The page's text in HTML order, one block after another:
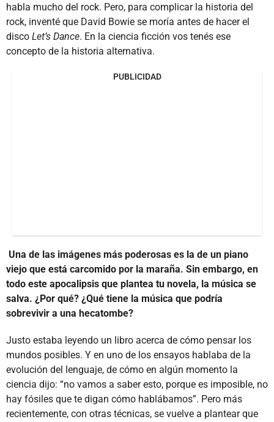
habla mucho del rock. Pero, para complicar la historia del
rock, inventé que David Bowie se moría antes de hacer el
disco Let’s Dance. En la ciencia ficción vos tenés ese
concepto de la historia alternativa.
PUBLICIDAD
Una de las imágenes más poderosas es la de un piano
viejo que está carcomido por la maraña. Sin embargo, en
todo este apocalipsis que plantea tu novela, la música se
salva. ¿Por qué? ¿Qué tiene la música que podría
sobrevivir a una hecatombe?
Justo estaba leyendo un libro acerca de cómo pensar los
mundos posibles. Y en uno de los ensayos hablaba de la
evolución del lenguaje, de cómo en algún momento la
ciencia dijo: “no vamos a saber esto, porque es imposible, no
hay fósiles que te digan cómo hablábamos”. Pero más
recientemente, con otras técnicas, se vuelve a plantear que